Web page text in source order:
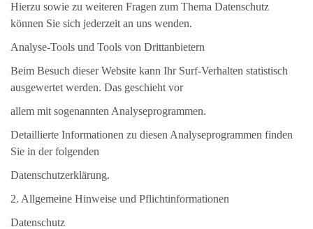
Hierzu sowie zu weiteren Fragen zum Thema Datenschutz
können Sie sich jederzeit an uns wenden.
Analyse-Tools und Tools von Drittanbietern
Beim Besuch dieser Website kann Ihr Surf-Verhalten statistisch
ausgewertet werden. Das geschieht vor
allem mit sogenannten Analyseprogrammen.
Detaillierte Informationen zu diesen Analyseprogrammen finden
Sie in der folgenden
Datenschutzerklärung.
2. Allgemeine Hinweise und Pflichtinformationen
Datenschutz